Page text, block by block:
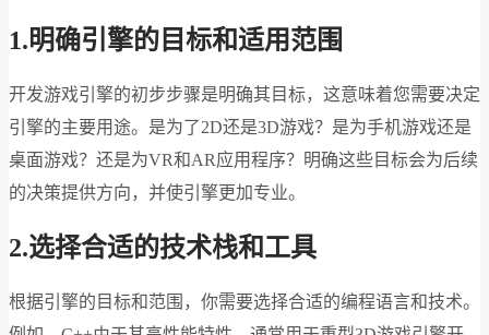
1.明确引擎的目标和适用范围
开发游戏引擎的初步步骤是明确其目标，这意味着您需要决定
引擎的主要用途。是为了2D还是3D游戏？是为手机游戏还是
桌面游戏？还是为VR和AR应用程序？明确这些目标会为后续
的决策提供方向，并使引擎更加专业。
2.选择合适的技术栈和工具
根据引擎的目标和范围，你需要选择合适的编程语言和技术。